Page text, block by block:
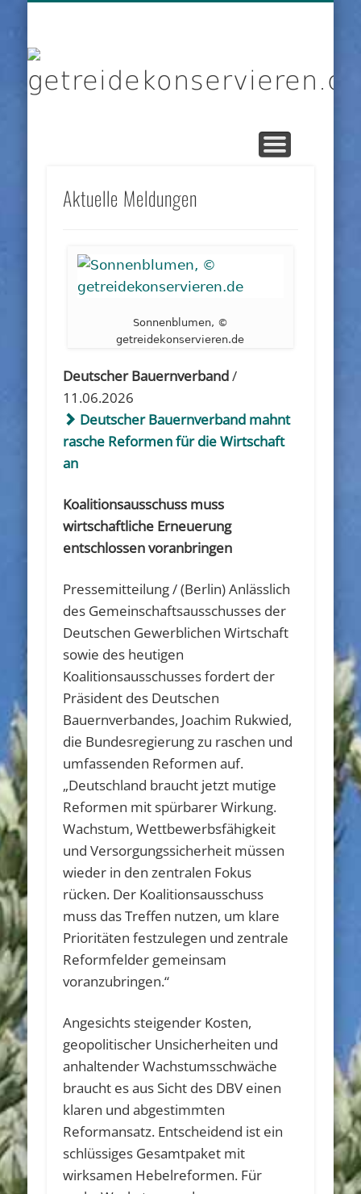
Aktuelle Meldungen
Sonnenblumen, ©
getreidekonservieren.de
Deutscher Bauernverband/
11.06.2026
Deutscher Bauernverband mahnt
rasche Reformen für die Wirtschaft
an
Koalitionsausschuss muss
wirtschaftliche Erneuerung
entschlossen voranbringen
Pressemitteilung / (Berlin) Anlässlich
des Gemeinschaftsausschusses der
Deutschen Gewerblichen Wirtschaft
sowie des heutigen
Koalitionsausschusses fordert der
Präsident des Deutschen
Bauernverbandes, Joachim Rukwied,
die Bundesregierung zu raschen und
umfassenden Reformen auf.
„Deutschland braucht jetzt mutige
Reformen mit spürbarer Wirkung.
Wachstum, Wettbewerbsfähigkeit
und Versorgungssicherheit müssen
wieder in den zentralen Fokus
rücken. Der Koalitionsausschuss
muss das Treffen nutzen, um klare
Prioritäten festzulegen und zentrale
Reformfelder gemeinsam
voranzubringen.“
Angesichts steigender Kosten,
geopolitischer Unsicherheiten und
anhaltender Wachstumsschwäche
braucht es aus Sicht des DBV einen
klaren und abgestimmten
Reformansatz. Entscheidend ist ein
schlüssiges Gesamtpaket mit
wirksamen Hebelreformen. Für